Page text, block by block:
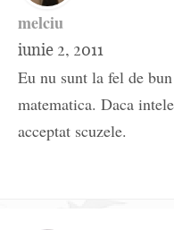
melciu
iunie 2, 2011
Eu nu sunt la fel de
matematica. Daca
acceptat scuzele.